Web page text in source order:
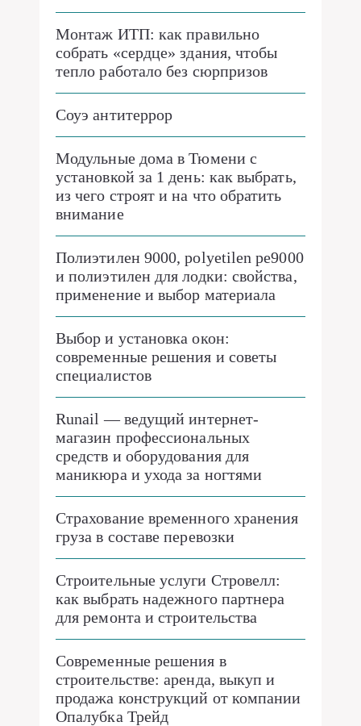
Монтаж ИТП: как правильно
собрать «сердце» здания, чтобы
тепло работало без сюрпризов
Соуэ антитеррор
Модульные дома в Тюмени с
установкой за 1 день: как выбрать,
из чего строят и на что обратить
внимание
Полиэтилен 9000, polyetilen pe9000
и полиэтилен для лодки: свойства,
применение и выбор материала
Выбор и установка окон:
современные решения и советы
специалистов
Runail — ведущий интернет-
магазин профессиональных
средств и оборудования для
маникюра и ухода за ногтями
Страхование временного хранения
груза в составе перевозки
Строительные услуги Стровелл:
как выбрать надежного партнера
для ремонта и строительства
Современные решения в
строительстве: аренда, выкуп и
продажа конструкций от компании
Опалубка Трейд